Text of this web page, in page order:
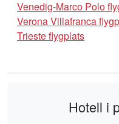
Venedig-Marco Polo
Verona Villafranca
Trieste flygplats
Hotell i